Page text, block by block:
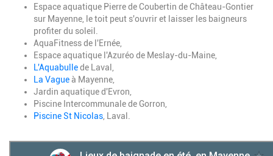
Espace aquatique Pierre de Coubertin de Château-Gontier
sur Mayenne, le toit peut s'ouvrir et laisser les baigneurs
profiter du soleil.
AquaFitness de l'Ernée,
Espace aquatique l'Azuréo de Meslay-du-Maine,
L'Aquabullede Laval,
La Vagueà Mayenne,
Jardin aquatique d'Evron,
Piscine Intercommunale de Gorron,
Piscine St Nicolas , Laval.